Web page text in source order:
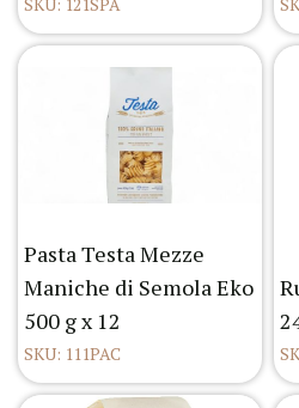
Pasta Testa Mezze
Maniche di Semola Eko
500 g x 12
SKU: 111PAC